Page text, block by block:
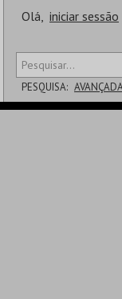
Olá, iniciar sessão
PESQUISA: